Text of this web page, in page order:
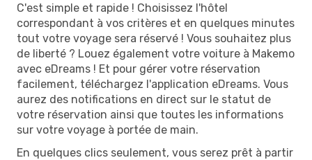
C'est simple et rapide ! Choisissez l'hôtel
correspondant à vos critères et en quelques minutes
tout votre voyage sera réservé ! Vous souhaitez plus
de liberté ? Louez également votre voiture à Makemo
avec eDreams ! Et pour gérer votre réservation
facilement, téléchargez l'application eDreams. Vous
aurez des notifications en direct sur le statut de
votre réservation ainsi que toutes les informations
sur votre voyage à portée de main.
En quelques clics seulement, vous serez prêt à partir